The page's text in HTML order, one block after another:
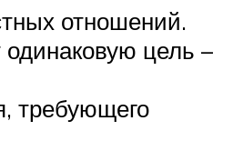
отношений.
цель –
требующего